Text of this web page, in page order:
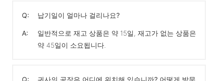
Q: 납기일이 얼마나 걸리나요?
A:
일반적으로 재고 상품은 약 15일, 재고가 없는 상품은
약 45일이 소요됩니다.
Q:
귀사의 공장은 어디에 위치해 있습니까? 어떻게 방문